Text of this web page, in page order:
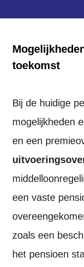
toekomst
Bij de huidige
mogelijkheden
en een
een vaste
zoals een
het pensioen